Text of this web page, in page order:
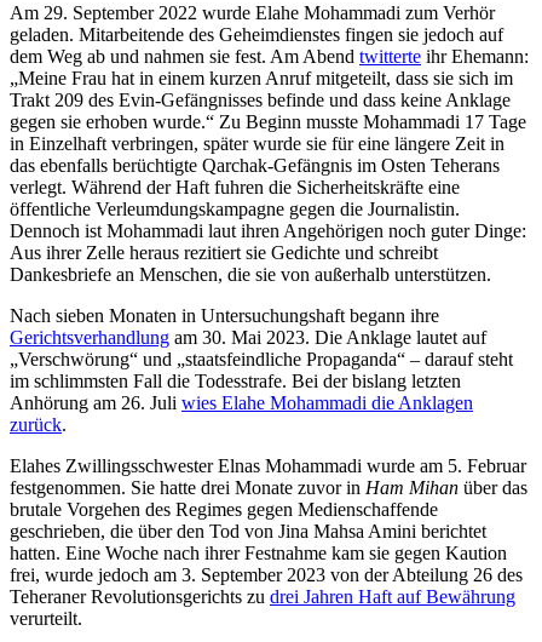
Am 29. September 2022 wurde Elahe Mohammadi zum Verhör
geladen. Mitarbeitende des Geheimdienstes fingen sie jedoch auf
dem Weg ab und nahmen sie fest. Am Abend twitterte ihr Ehemann:
„Meine Frau hat in einem kurzen Anruf mitgeteilt, dass sie sich im
Trakt 209 des Evin-Gefängnisses befinde und dass keine Anklage
gegen sie erhoben wurde.“ Zu Beginn musste Mohammadi 17 Tage
in Einzelhaft verbringen, später wurde sie für eine längere Zeit in
das ebenfalls berüchtigte Qarchak-Gefängnis im Osten Teherans
verlegt. Während der Haft fuhren die Sicherheitskräfte eine
öffentliche Verleumdungskampagne gegen die Journalistin.
Dennoch ist Mohammadi laut ihren Angehörigen noch guter Dinge:
Aus ihrer Zelle heraus rezitiert sie Gedichte und schreibt
Dankesbriefe an Menschen, die sie von außerhalb unterstützen.
Nach sieben Monaten in Untersuchungshaft begann ihre
Gerichtsverhandlung am 30. Mai 2023. Die Anklage lautet auf
„Verschwörung“ und „staatsfeindliche Propaganda“ – darauf steht
im schlimmsten Fall die Todesstrafe. Bei der bislang letzten
Anhörung am 26. Juli wies Elahe Mohammadi die Anklagen
zurück.
Elahes Zwillingsschwester Elnas Mohammadi wurde am 5. Februar
festgenommen. Sie hatte drei Monate zuvor in Ham Mihan über das
brutale Vorgehen des Regimes gegen Medienschaffende
geschrieben, die über den Tod von Jina Mahsa Amini berichtet
hatten. Eine Woche nach ihrer Festnahme kam sie gegen Kaution
frei, wurde jedoch am 3. September 2023 von der Abteilung 26 des
Teheraner Revolutionsgerichts zu drei Jahren Haft auf Bewährung
verurteilt.